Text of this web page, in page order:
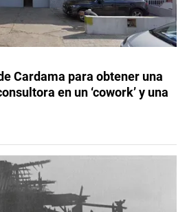
Cardama para obtener una
en un ‘cowork’ y una